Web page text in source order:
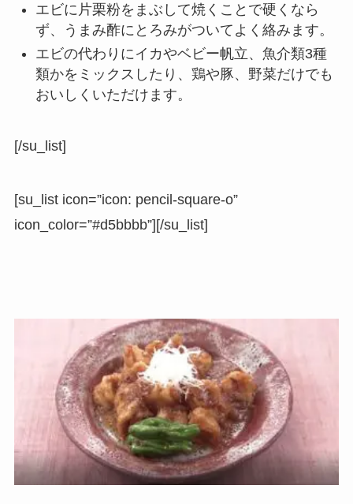
エビに片栗粉をまぶして焼くことで硬くなら
ず、うまみ酢にとろみがついてよく絡みます。
エビの代わりにイカやベビー帆立、魚介類3種
類かをミックスしたり、鶏や豚、野菜だけでも
おいしくいただけます。
[/su_list]
[su_list icon=”icon: pencil-square-o”
icon_color=”#d5bbbb”][/su_list]